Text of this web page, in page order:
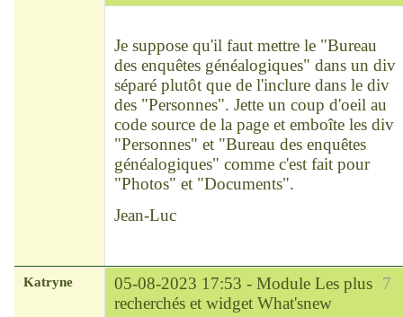
Je suppose qu'il faut mettre le "Bureau
des enquêtes généalogiques" dans un div
séparé plutôt que de l'inclure dans le div
des "Personnes". Jette un coup d'oeil au
code source de la page et emboîte les div
"Personnes" et "Bureau des enquêtes
généalogiques" comme c'est fait pour
"Photos" et "Documents".
Jean-Luc
7
Katryne 05-08-2023 17:53 - Module Les plus
recherchés et widget What'snew